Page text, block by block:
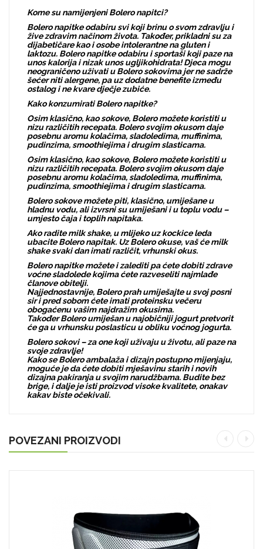
Kome su namijenjeni Bolero napitci?
Bolero napitke odabiru svi koji brinu o svom zdravlju i
žive zdravim načinom života. Također, prikladni su za
dijabetičare kao i osobe intolerantne na gluten i
laktozu. Bolero napitke odabiru i sportaši koji paze na
unos kalorija i nizak unos ugljikohidrata! Djeca mogu
neograničeno uživati u Bolero sokovima jer ne sadrže
šećer niti alergene, pa uz dodatne benefite između
ostalog i ne kvare dječje zubiće.
Kako konzumirati Bolero napitke?
Osim klasično, kao sokove, Bolero možete koristiti u
nizu različitih recepata. Bolero svojim okusom daje
posebnu aromu kolačima, sladoledima, muffinima,
pudinzima, smoothiejima i drugim slasticama.
Osim klasično, kao sokove, Bolero možete koristiti u
nizu različitih recepata. Bolero svojim okusom daje
posebnu aromu kolačima, sladoledima, muffinima,
pudinzima, smoothiejima i drugim slasticama.
Bolero sokove možete piti, klasično, umiješane u
hladnu vodu, ali izvrsni su umiješani i u toplu vodu –
umjesto čaja i toplih napitaka.
Ako radite milk shake, u mlijeko uz kockice leda
ubacite Bolero napitak. Uz Bolero okuse, vaš će milk
shake svaki dan imati različit, vrhunski okus.
Bolero napitke možete i zalediti pa ćete dobiti zdrave
voćne sladolede kojima ćete razveseliti najmlađe
članove obitelji.
Najjednostavnije, Bolero prah umiješajte u svoj posni
sir i pred sobom ćete imati proteinsku večeru
obogaćenu vašim najdražim okusima.
Također Bolero umiješan u najobičniji jogurt pretvorit
će ga u vrhunsku poslasticu u obliku voćnog jogurta.
Bolero sokovi – za one koji uživaju u životu, ali paze na
svoje zdravlje!
Kako se Bolero ambalaža i dizajn postupno mijenjaju,
moguće je da ćete dobiti mješavinu starih i novih
dizajna pakiranja u svojim narudžbama. Budite bez
brige, i dalje je isti proizvod visoke kvalitete, onakav
kakav biste očekivali.
POVEZANI PROIZVODI